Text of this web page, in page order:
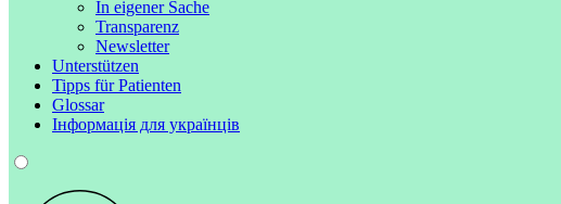
In eigener Sache
Transparenz
Newsletter
Unterstützen
Tipps für Patienten
Glossar
Інформація для українців